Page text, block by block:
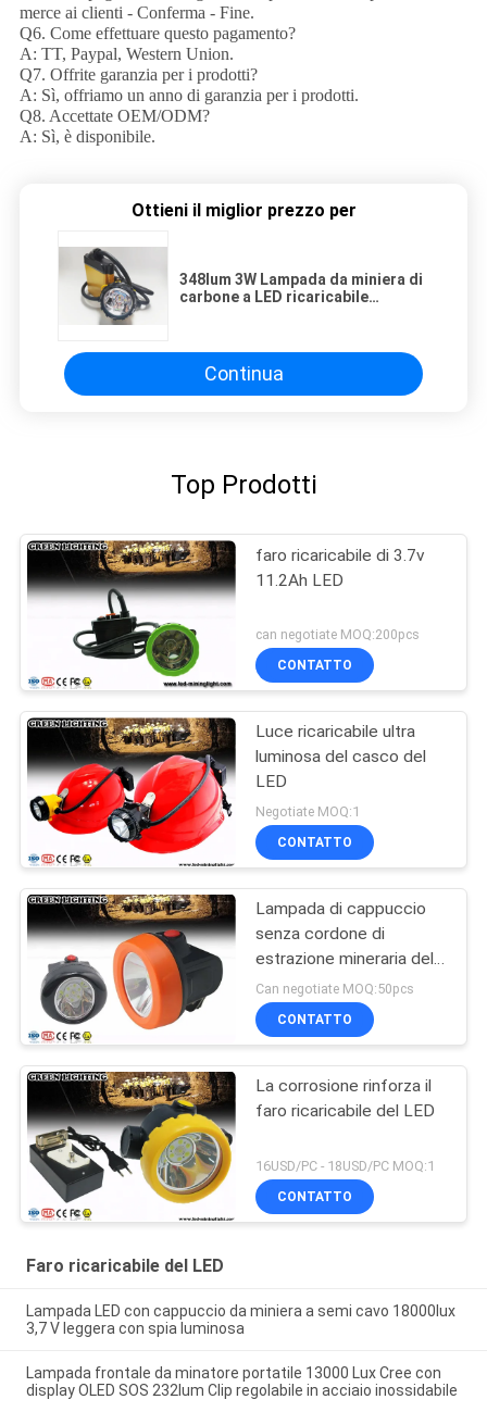
merce ai clienti - Conferma - Fine.
Q6. Come effettuare questo pagamento?
A: TT, Paypal, Western Union.
Q7. Offrite garanzia per i prodotti?
A: Sì, offriamo un anno di garanzia per i prodotti.
Q8. Accettate OEM/ODM?
A: Sì, è disponibile.
Ottieni il miglior prezzo per
348lum 3W Lampada da miniera di
carbone a LED ricaricabile
della batteria
Continua
Top Prodotti
faro ricaricabile di 3.7v
11.2Ah LED
can negotiate MOQ:200pcs
CONTATTO
Luce ricaricabile ultra
luminosa del casco del
LED
Negotiate MOQ:1
CONTATTO
Lampada di cappuccio
senza cordone di
estrazione mineraria del
LED
Can negotiate MOQ:50pcs
CONTATTO
La corrosione rinforza il
faro ricaricabile del LED
16USD/PC - 18USD/PC MOQ:1
CONTATTO
Faro ricaricabile del LED
Lampada LED con cappuccio da miniera a semi cavo 18000lux
3,7 V leggera con spia luminosa
Lampada frontale da minatore portatile 13000 Lux Cree con
display OLED SOS 232lum Clip regolabile in acciaio inossidabile